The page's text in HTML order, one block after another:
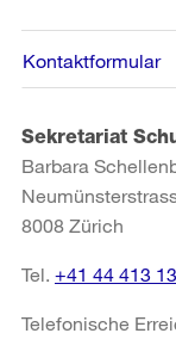
Kontaktformular
Sekretariat
Barbara
8008 Zürich
Tel. +41 44 413
Telefonische